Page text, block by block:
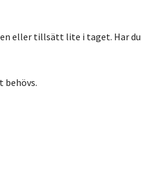
eller tillsätt lite i taget. Har
behövs.